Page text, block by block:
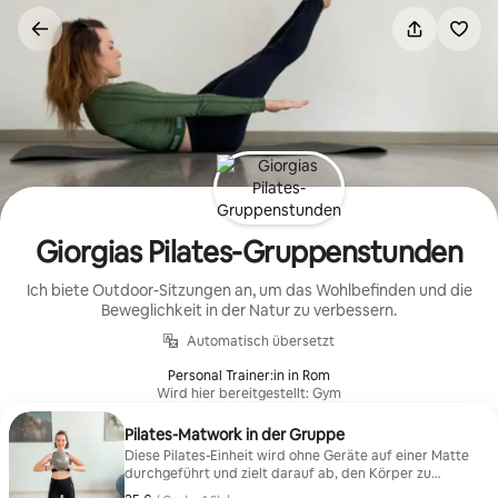
Inhalten
springen
Giorgias Pilates-Gruppenstunden
Ich biete Outdoor-Sitzungen an, um das Wohlbefinden und die
Beweglichkeit in der Natur zu verbessern.
Automatisch übersetzt
Personal Trainer:in in Rom
Wird hier bereitgestellt: Gym
Pilates-Matwork in der Gruppe
Diese Pilates-Einheit wird ohne Geräte auf einer Matte
durchgeführt und zielt darauf ab, den Körper zu
stärken, die Flexibilität zu erhöhen und die